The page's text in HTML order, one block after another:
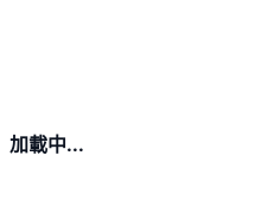
加載中...